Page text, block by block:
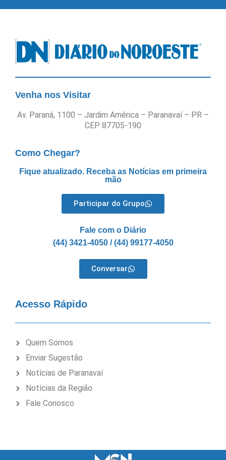
Venha nos Visitar
Av. Paraná, 1100 – Jardim América – Paranavaí – PR –
CEP 87705-190
Como Chegar?
Fique atualizado. Receba as Notícias em primeira
mão
Participar do Grupo
Fale com o Diário
(44) 3421-4050 / (44) 99177-4050
Conversar
Acesso Rápido
Quem Somos
Enviar Sugestão
Notícias de Paranavaí
Notícias da Região
Fale Conosco